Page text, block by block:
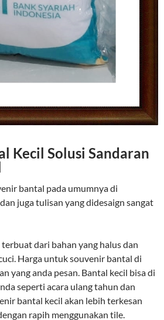
Kecil Solusi Sandaran
bantal pada umumnya di
juga tulisan yang didesaign sangat
dari bahan yang halus dan
Harga untuk souvenir bantal di
yang anda pesan. Bantal kecil bisa di
seperti acara ulang tahun dan
bantal kecil akan lebih terkesan
rapih menggunakan tile.